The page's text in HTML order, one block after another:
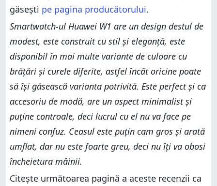
găsești pe pagina producătorului.
Smartwatch-ul Huawei W1 are un design destul de
modest, este construit cu stil și eleganță, este
disponibil în mai multe variante de culoare cu
brățări și curele diferite, astfel încât oricine poate
să își găsească varianta potrivită. Este perfect și ca
accesoriu de modă, are un aspect minimalist și
puține controale, deci lucrul cu el nu va face pe
nimeni confuz. Ceasul este puțin cam gros și arată
umflat, dar nu este foarte greu, deci nu îți va obosi
încheietura mâinii.
Citește următoarea pagină a aceste recenzii ca